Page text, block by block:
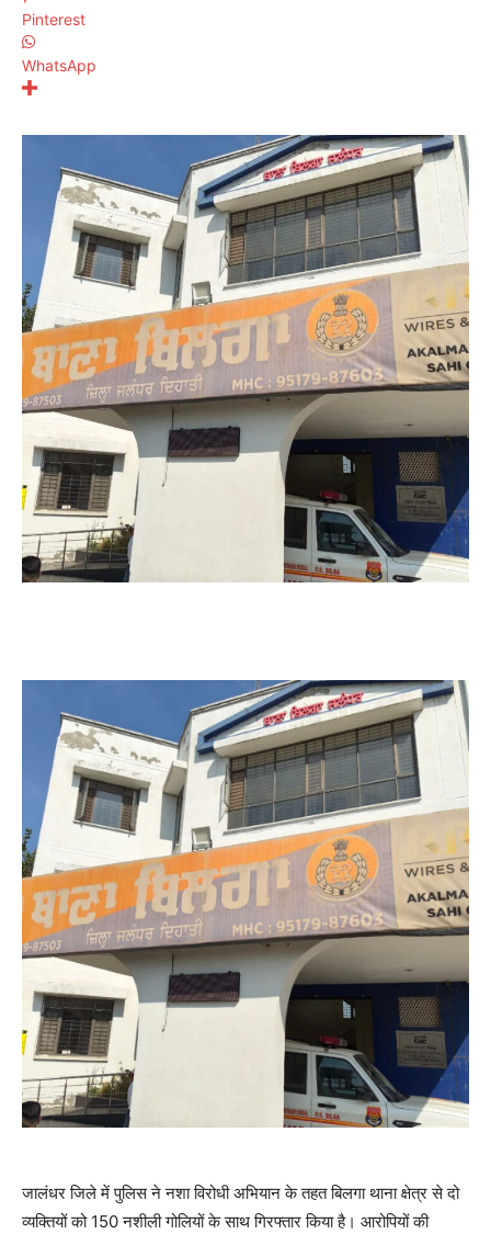
Pinterest
WhatsApp
जालंधर जिले में पुलिस ने नशा विरोधी अभियान के तहत बिलगा थाना क्षेत्र से दो
व्यक्तियों को 150 नशीली गोलियों के साथ गिरफ्तार किया है। आरोपियों की